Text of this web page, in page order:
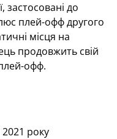
до
плей-офф другого
місця на
продовжить свій
офф.
року